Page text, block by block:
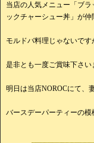
当店の人気メニュー「ブ
ックチャーシュー丼」が
モルドバ料理じゃないで
是非とも一度ご賞味下さ
明日は当店NOROCにて、
バースデーパーティーの模